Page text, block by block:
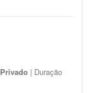
Privado | Duração